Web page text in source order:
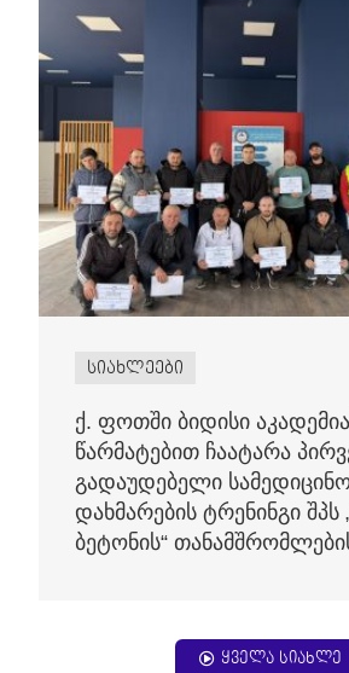
სიახლეები
ქ. ფოთში ბიდისი
წარმატებით ჩაატარა
გადაუდებელი
დახმარების ტრენინგი შპს
ბეტონის“
ყველა სიახლე